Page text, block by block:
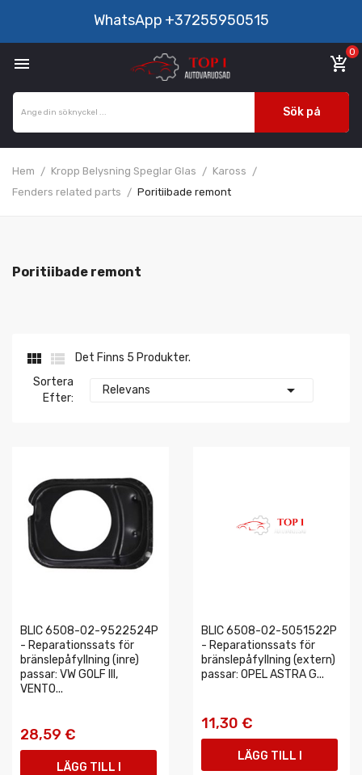
WhatsApp +37255950515
 add_shopping_cart
0
Sök på
Hem Kropp Belysning Speglar Glas
Kaross
Fenders related parts
Poritiibade remont
Poritiibade remont
 
Det Finns 5 Produkter.
Sortera
Efter:
Relevans 
BLIC 6508-02-9522524P
- Reparationssats för
bränslepåfyllning (inre)
passar: VW GOLF III,
VENTO...
28,59 €
LÄGG TILL I
BLIC 6508-02-5051522P
- Reparationssats för
bränslepåfyllning (extern)
passar: OPEL ASTRA G...
11,30 €
LÄGG TILL I